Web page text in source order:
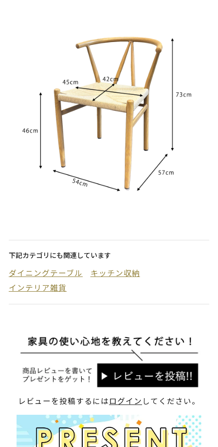
下記カテゴリにも関連しています
ダイニングテーブル
キッチン収納
インテリア雑貨
レビューを投稿するにはログイン してください。